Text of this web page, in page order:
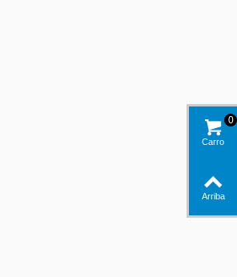
Carro
0
Arriba